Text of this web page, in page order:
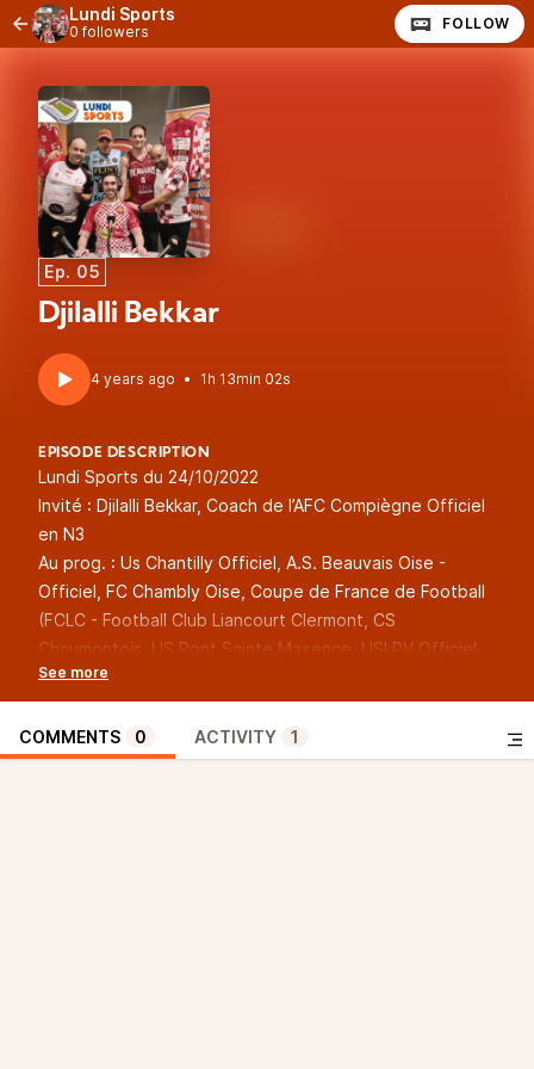
Lundi Sports
0 followers FOLLOW
Ep. 05
Djilalli Bekkar
4 years ago • 1h 13min 02s
EPISODE DESCRIPTION
Lundi Sports du 24/10/2022
Invité : Djilalli Bekkar, Coach de l’AFC Compiègne Officiel
en N3
Au prog. : Us Chantilly Officiel, A.S. Beauvais Oise -
Officiel, FC Chambly Oise, Coupe de France de Football
(FCLC - Football Club Liancourt Clermont, CS
Chaumontois, US Pont Sainte Maxence, USLPV Officiel,
Foot Oise 60), Beauvais Rugby Club - BRC, RCC Rugby
Club Compiègnois, Bouc Volley Officiel, Beauvais OUC
Handball, As Neuilly En Thelle Handball, Les Lions de
Compiègne (hockey sur glace), CTC Club Tennis
COMMENTS 0 ACTIVITY 1